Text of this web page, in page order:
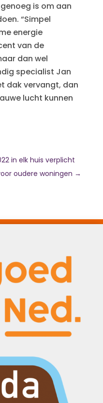
is om aan
“Simpel
energie
van de
dan wel
specialist Jan
dak vervangt, dan
lucht kunnen
in elk huis verplicht
oudere woningen →